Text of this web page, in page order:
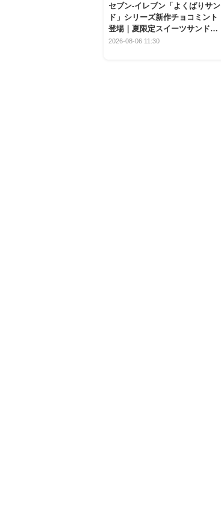
セブン‐イレブン「よくばりサン
ド」シリーズ新作チョコミント
登場｜夏限定スイーツサンドの
爽快な魅力
2026-08-06 11:30